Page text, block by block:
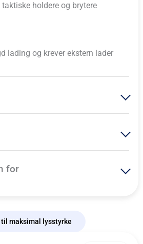
holdere og brytere
lading og krever ekstern lader
for
til maksimal lysstyrke